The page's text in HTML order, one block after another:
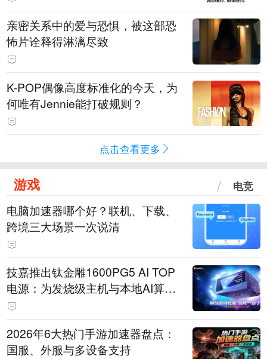
亲密关系中的爱与恐惧，被这部恐
怖片诠释得淋漓尽致
K-POP偶像高度标准化的今天，为
何唯有Jennie能打破规则？
点击查看更多
游戏 电竞
电脑加速器哪个好？联机、下载、
跨境三大场景一次说清
技嘉推出钛金雕1600PG5 AI TOP
电源：为发烧级主机与本地AI算力
打造旗舰供电方案
2026年6大热门手游加速器盘点：
国服、外服与多设备支持